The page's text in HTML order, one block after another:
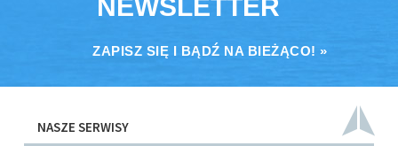
NEWSLETTER
ZAPISZ SIĘ I BĄDŹ NA BIEŻĄCO! »
NASZE SERWISY